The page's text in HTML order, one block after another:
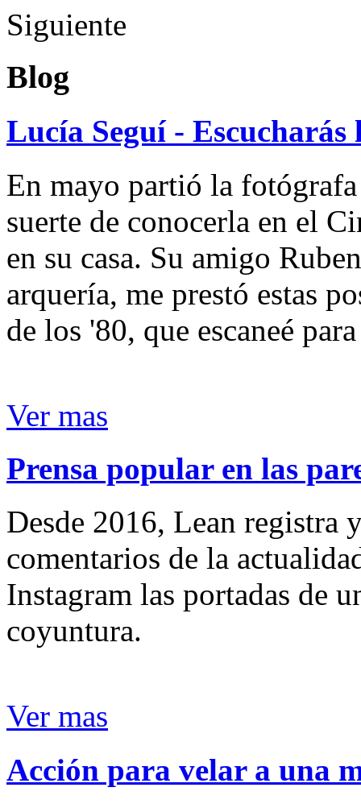
Siguiente
Blog
Lucía Seguí - Escucharás
En mayo partió la
suerte de conocerla en el
en su casa. Su amigo
arquería, me prestó estas
de los '80, que escaneé
Ver mas
Prensa popular en las
Desde 2016, Lean registra
comentarios de la
Instagram las portadas de
coyuntura.
Ver mas
Acción para velar a una